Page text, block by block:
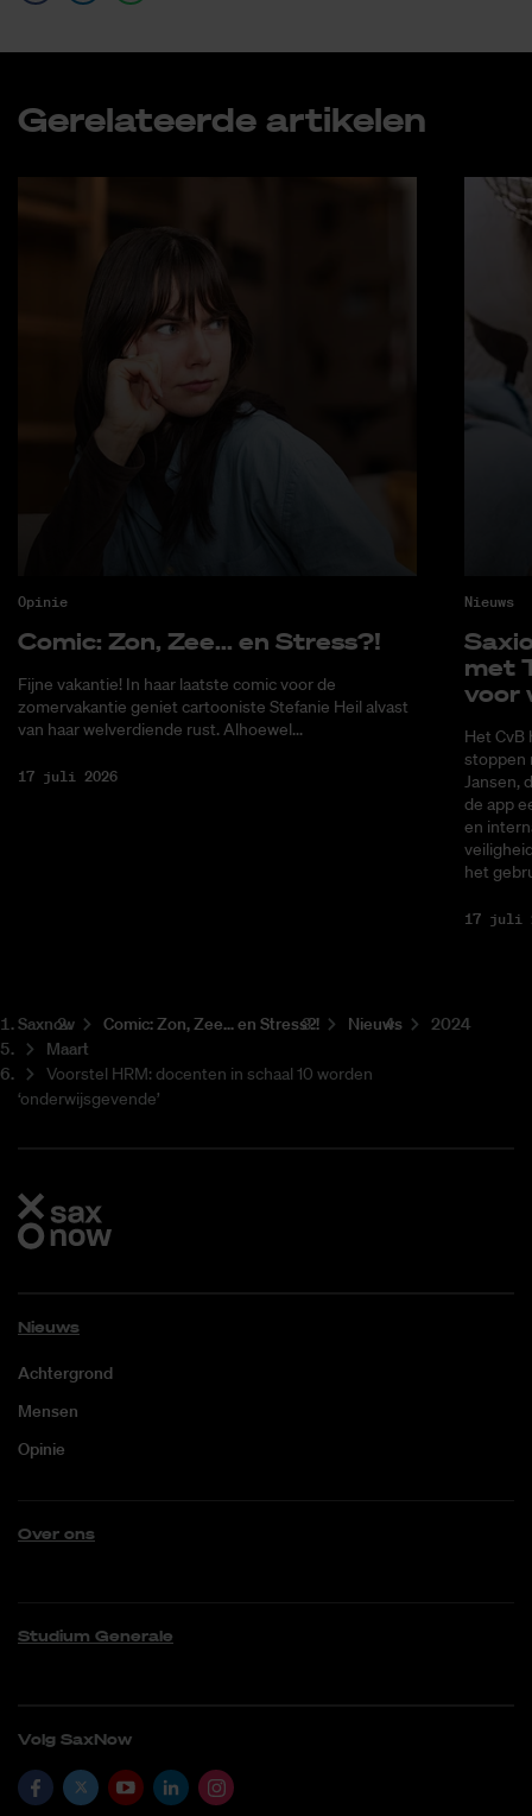
Ge­re­la­teer­de ar­ti­ke­len
Opinie
Co­mic: Zon, Zee... en Stress?!
Fijne vakantie! In haar laatste comic voor de
zomervakantie geniet cartooniste Stefanie Heil alvast
van haar welverdiende rust. Alhoewel...
17 juli 2026
Nieuws
met
voor
Het CvB
stoppen
Jansen,
de app
en
het
17 juli
Saxnow Co­mic: Zon, Zee... en Stress?! Nieuws
2024
Maart
Voorstel HRM: docenten in schaal 10 worden
‘onderwijsgevende’
Nieuws
Achtergrond
Mensen
Opinie
Over ons
Studium Generale
Volg SaxNow